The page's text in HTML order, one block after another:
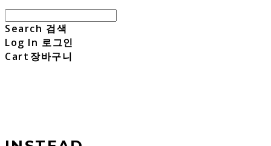
Search 검색
Log In 로그인
Cart 장바구니